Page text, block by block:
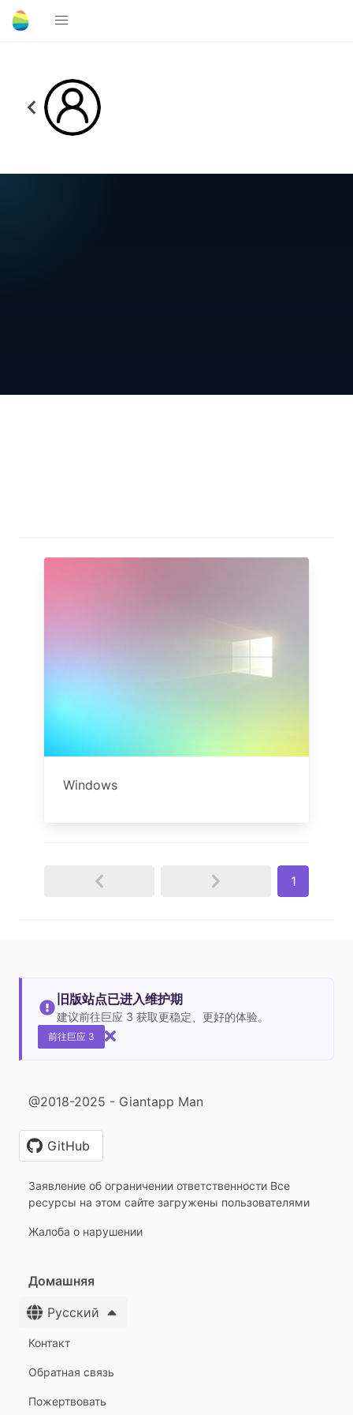
Windows
1
旧版站点已进入维护期
建议前往巨应 3 获取更稳定、更好的体验。
前往巨应 3
@2018-2025 - Giantapp Man
GitHub
Заявление об ограничении ответственности Все
ресурсы на этом сайте загружены пользователями
Жалоба о нарушении
Домашняя
Русский
Контакт
Обратная связь
Пожертвовать